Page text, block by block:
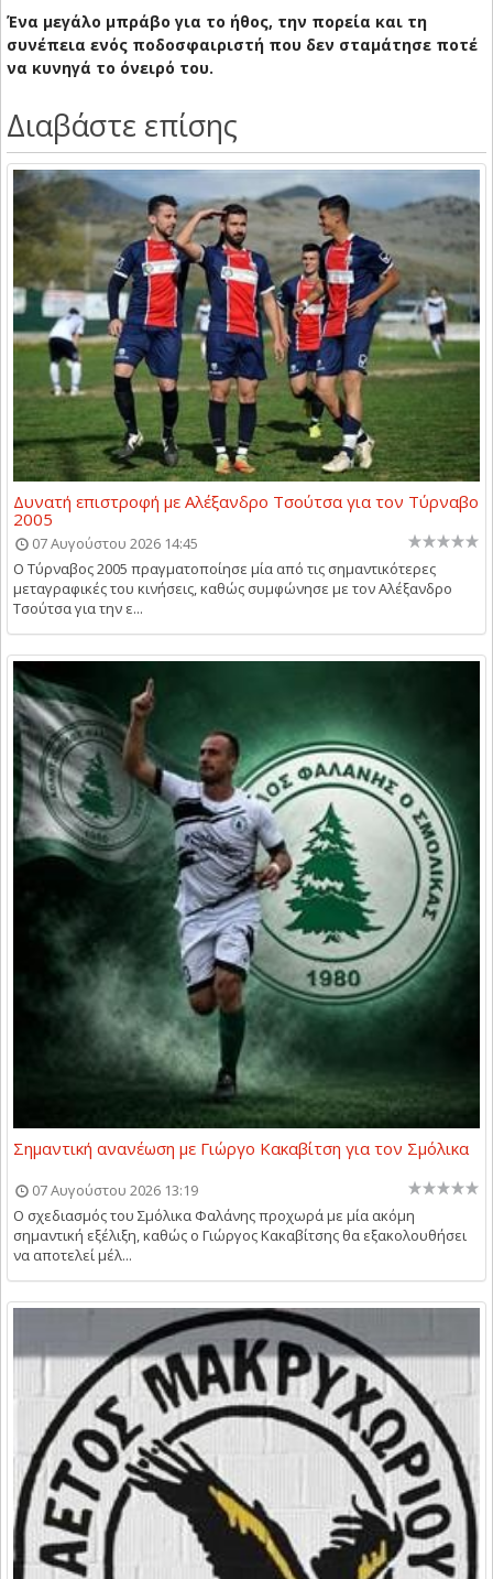
Ένα μεγάλο μπράβο για το ήθος, την πορεία και τη
συνέπεια ενός ποδοσφαιριστή που δεν σταμάτησε ποτέ
να κυνηγά το όνειρό του.
Διαβάστε επίσης
Δυνατή επιστροφή με Αλέξανδρο Τσούτσα για τον Τύρναβο
2005
07 Αυγούστου 2026 14:45
Ο Τύρναβος 2005 πραγματοποίησε μία από τις σημαντικότερες
μεταγραφικές του κινήσεις, καθώς συμφώνησε με τον Αλέξανδρο
Τσούτσα για την ε...
Σημαντική ανανέωση με Γιώργο Κακαβίτση για τον Σμόλικα
07 Αυγούστου 2026 13:19
Ο σχεδιασμός του Σμόλικα Φαλάνης προχωρά με μία ακόμη
σημαντική εξέλιξη, καθώς ο Γιώργος Κακαβίτσης θα εξακολουθήσει
να αποτελεί μέλ...